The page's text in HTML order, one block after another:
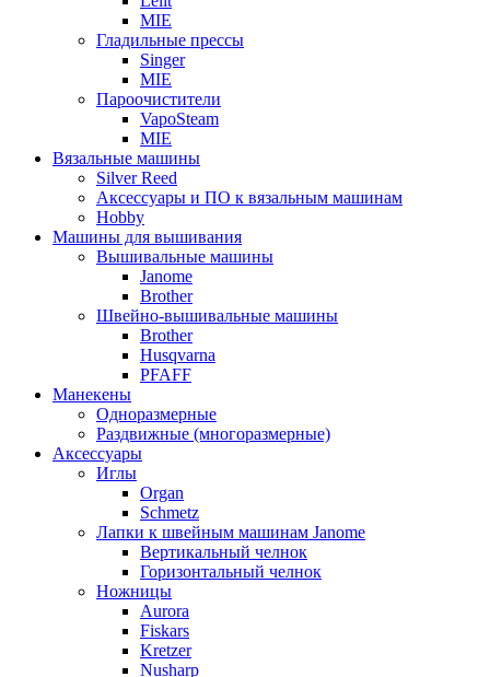
MIE
Гладильные прессы
Singer
MIE
Пароочистители
VapoSteam
MIE
Вязальные машины
Silver Reed
Аксессуары и ПО к вязальным машинам
Hobby
Машины для вышивания
Вышивальные машины
Janome
Brother
Швейно-вышивальные машины
Brother
Husqvarna
PFAFF
Манекены
Одноразмерные
Раздвижные (многоразмерные)
Аксессуары
Иглы
Organ
Schmetz
Лапки к швейным машинам Janome
Вертикальный челнок
Горизонтальный челнок
Ножницы
Aurora
Fiskars
Kretzer
Nusharp